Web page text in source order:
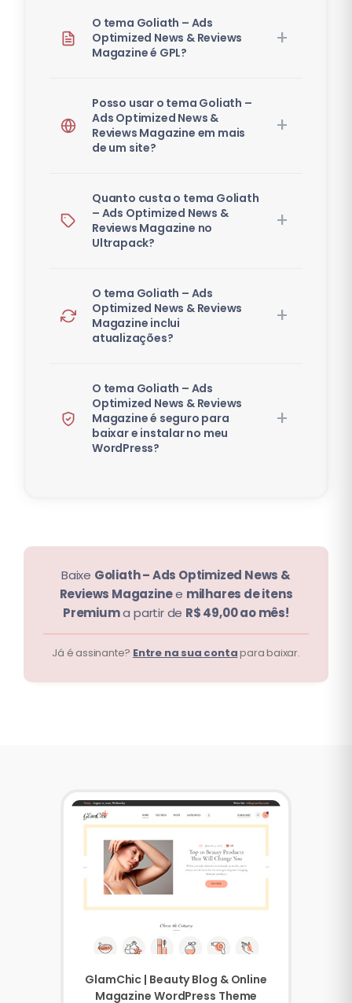
O tema Goliath – Ads
Optimized News & Reviews
Magazine é GPL?
Posso usar o tema Goliath –
Ads Optimized News &
Reviews Magazine em mais
de um site?
Quanto custa o tema Goliath
– Ads Optimized News &
Reviews Magazine no
Ultrapack?
O tema Goliath – Ads
Optimized News & Reviews
Magazine inclui
atualizações?
O tema Goliath – Ads
Optimized News & Reviews
Magazine é seguro para
baixar e instalar no meu
WordPress?
Baixe Goliath – Ads Optimized News &
Reviews Magazinee milhares de itens
Premiuma partir de R$ 49,00 ao mês!
Já é assinante? Entre na sua contapara baixar.
GlamChic | Beauty Blog & Online